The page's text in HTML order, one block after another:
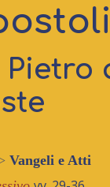
Vangeli e Atti